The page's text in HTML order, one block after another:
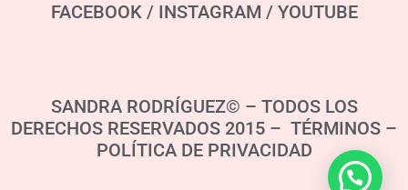
FACEBOOK/ INSTAGRAM / YOUTUBE
SANDRA RODRÍGUEZ© – TODOS LOS
DERECHOS RESERVADOS 2015 – TÉRMINOS –
POLÍTICA DE PRIVACIDAD